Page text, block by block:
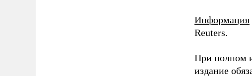
Информация
Reuters.
При полном
издание